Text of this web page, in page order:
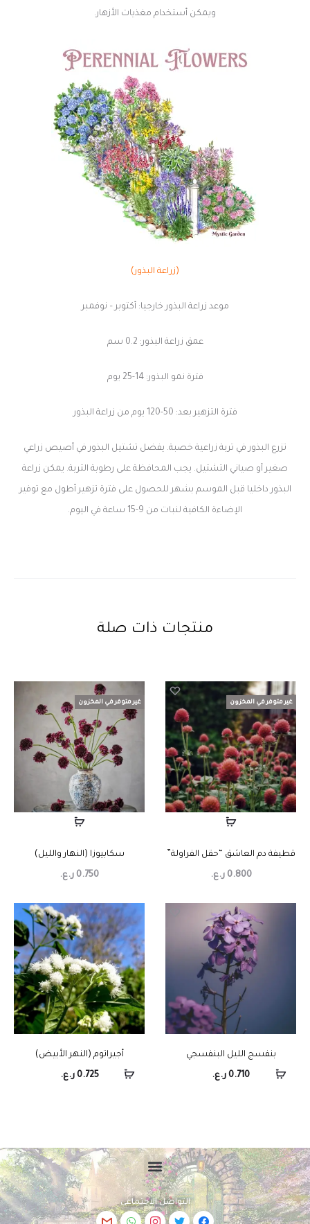
ويمكن أستخدام مغذيات الأزهار.
(زراعة البذور)
موعد زراعة البذور خارجيا: أكتوبر – نوفمبر
عمق زراعة البذور: 0.2 سم
فترة نمو البذور: 14-25 يوم
فترة التزهير بعد: 50-120 يوم من زراعة البذور
تزرع البذور في تربة زراعية خصبة. يفضل تشتيل البذور في أصيص زراعي
صغير أو صياني التشتيل. يجب المحافظة على رطوبة التربة. يمكن زراعة
البذور داخليا قبل الموسم بشهر للحصول على فترة تزهير أطول مع توفير
الإضاءة الكافية لنبات من 9-15 ساعة في اليوم.
منتجات ذات صلة
غير متوفر في المخزون
قطيفة دم العاشق “حقل الفراولة”
0.800 ر.ع.
غير متوفر في المخزون
سكابيوزا (النهار والليل)
0.750 ر.ع.
بنفسج الليل البنفسجي
0.710 ر.ع.
أجيراتوم (النهر الأبيض)
0.725 ر.ع.
التواصل الاجتماعي